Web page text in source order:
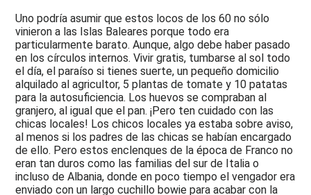
Uno podría asumir que estos locos de los 60 no sólo
vinieron a las Islas Baleares porque todo era
particularmente barato. Aunque, algo debe haber pasado
en los círculos internos. Vivir gratis, tumbarse al sol todo
el día, el paraíso si tienes suerte, un pequeño domicilio
alquilado al agricultor, 5 plantas de tomate y 10 patatas
para la autosuficiencia. Los huevos se compraban al
granjero, al igual que el pan. ¡Pero ten cuidado con las
chicas locales! Los chicos locales ya estaba sobre aviso,
al menos si los padres de las chicas se habían encargado
de ello. Pero estos enclenques de la época de Franco no
eran tan duros como las familias del sur de Italia o
incluso de Albania, donde en poco tiempo el vengador era
enviado con un largo cuchillo bowie para acabar con la